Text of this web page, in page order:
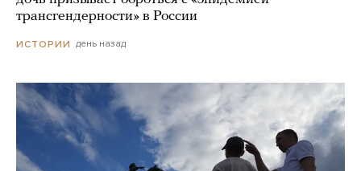
трансгендерности» в России
ИСТОРИИ день назад